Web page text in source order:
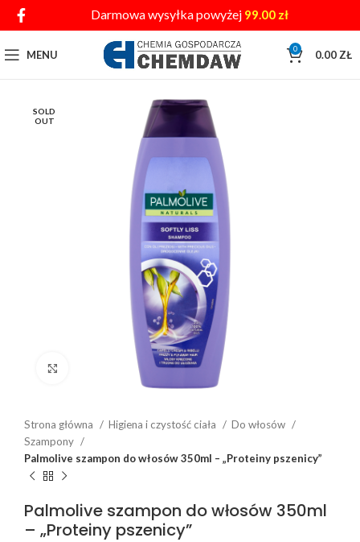
Darmowa wysyłka powyżej 99.00 zł
MENU 0 0.00 ZŁ
SOLD
OUT
Click to enlarge
Strona główna Higiena i czystość ciała
Do włosów
Szampony
Palmolive szampon do włosów 350ml – „Proteiny pszenicy”
Palmolive szampon do włosów 350ml
– „Proteiny pszenicy”